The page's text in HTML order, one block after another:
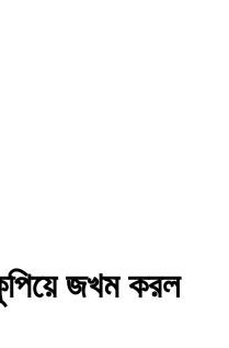
জখম করল